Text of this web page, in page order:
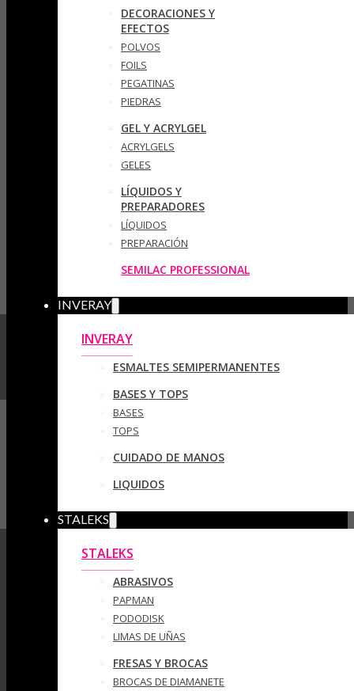
DECORACIONES Y
EFECTOS
POLVOS
FOILS
PEGATINAS
PIEDRAS
GEL Y ACRYLGEL
ACRYLGELS
GELES
LÍQUIDOS Y
PREPARADORES
LÍQUIDOS
PREPARACIÓN
SEMILAC PROFESSIONAL
INVERAY
INVERAY
ESMALTES SEMIPERMANENTES
BASES Y TOPS
BASES
TOPS
CUIDADO DE MANOS
LIQUIDOS
STALEKS
STALEKS
ABRASIVOS
PAPMAN
PODODISK
LIMAS DE UÑAS
FRESAS Y BROCAS
BROCAS DE DIAMANETE